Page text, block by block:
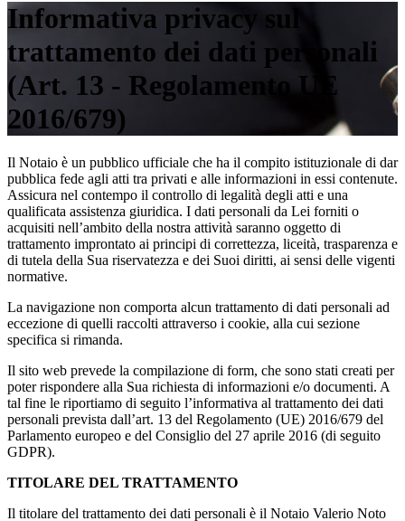
Informativa privacy sul
trattamento dei dati personali
(Art. 13 - Regolamento UE
2016/679)
Il Notaio è un pubblico ufficiale che ha il compito istituzionale di dar
pubblica fede agli atti tra privati e alle informazioni in essi contenute.
Assicura nel contempo il controllo di legalità degli atti e una
qualificata assistenza giuridica. I dati personali da Lei forniti o
acquisiti nell’ambito della nostra attività saranno oggetto di
trattamento improntato ai principi di correttezza, liceità, trasparenza e
di tutela della Sua riservatezza e dei Suoi diritti, ai sensi delle vigenti
normative.
La navigazione non comporta alcun trattamento di dati personali ad
eccezione di quelli raccolti attraverso i cookie, alla cui sezione
specifica si rimanda.
Il sito web prevede la compilazione di form, che sono stati creati per
poter rispondere alla Sua richiesta di informazioni e/o documenti. A
tal fine le riportiamo di seguito l’informativa al trattamento dei dati
personali prevista dall’art. 13 del Regolamento (UE) 2016/679 del
Parlamento europeo e del Consiglio del 27 aprile 2016 (di seguito
GDPR).
TITOLARE DEL TRATTAMENTO
Il titolare del trattamento dei dati personali è il Notaio Valerio Noto